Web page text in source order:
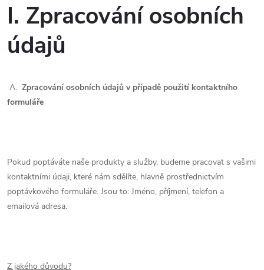
I. Zpracování osobních
údajů
A. Zpracování osobních údajů v případě použití kontaktního
formuláře
Pokud poptáváte naše produkty a služby, budeme pracovat s vašimi
kontaktními údaji, které nám sdělíte, hlavně prostřednictvím
poptávkového formuláře. Jsou to: Jméno, příjmení, telefon a
emailová adresa.
Z jakého důvodu?